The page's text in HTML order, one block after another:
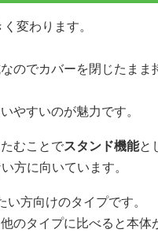
変わります。
のでカバーを閉じたま
やすいのが魅力です。
むことでスタンド機能と
方に向いています。
方向けのタイプです。
のタイプに比べると本